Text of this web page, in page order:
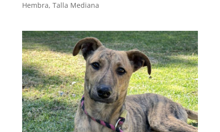
Hembra, Talla Mediana